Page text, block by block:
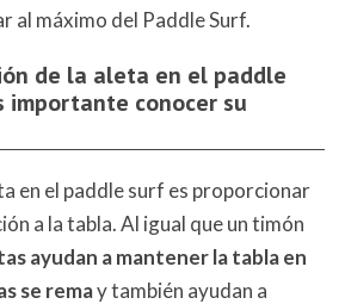
al máximo del Paddle Surf.
de la aleta en el paddle
importante conocer su
en el paddle surf es proporcionar
a la tabla. Al igual que un timón
ayudan a mantener la tabla en
se remay también ayudan a